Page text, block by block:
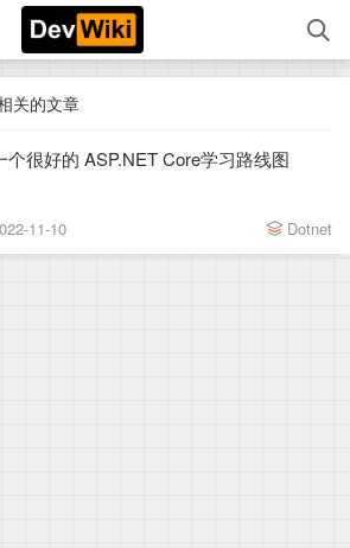
关的文章
个很好的 ASP.NET Core学习路线图
11-10 Dotnet